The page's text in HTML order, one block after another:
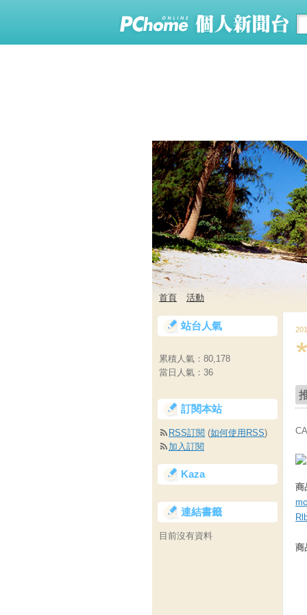
首頁 活動
商
商
站台人氣
累積人氣： 80,178
當日人氣： 36
訂閱本站
RSS訂閱 (如何使用RSS)
加入訂閱
Kaza
連結書籤
目前沒有資料